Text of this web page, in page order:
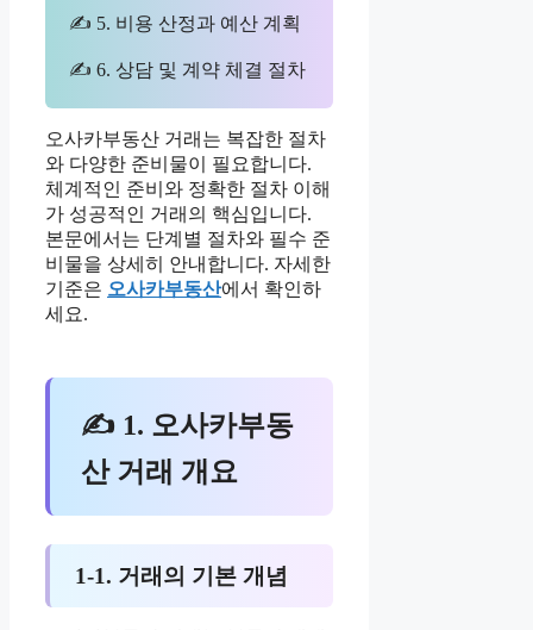
✍ 5. 비용 산정과 예산 계획
✍ 6. 상담 및 계약 체결 절차
오사카부동산 거래는 복잡한 절차
와 다양한 준비물이 필요합니다.
체계적인 준비와 정확한 절차 이해
가 성공적인 거래의 핵심입니다.
본문에서는 단계별 절차와 필수 준
비물을 상세히 안내합니다. 자세한
기준은 오사카부동산에서 확인하
세요.
✍ 1. 오사카부동
산 거래 개요
1-1. 거래의 기본 개념